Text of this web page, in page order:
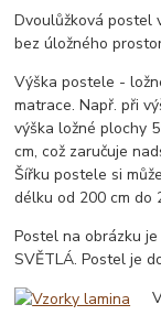
Dvoulůžková postel
bez úložného
Výška postele -
matrace. Např. při
výška ložné plochy
cm, což zaručuje
Šířku postele si
délku od 200 cm do
Postel na obrázku je
SVĚTLÁ. Postel je